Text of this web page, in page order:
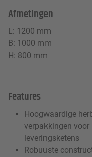
Afmetingen
L: 1200 mm
B: 1000 mm
H: 800 mm
Features
Hoogwaardige
verpakkingen voor
leveringsketens
Robuuste